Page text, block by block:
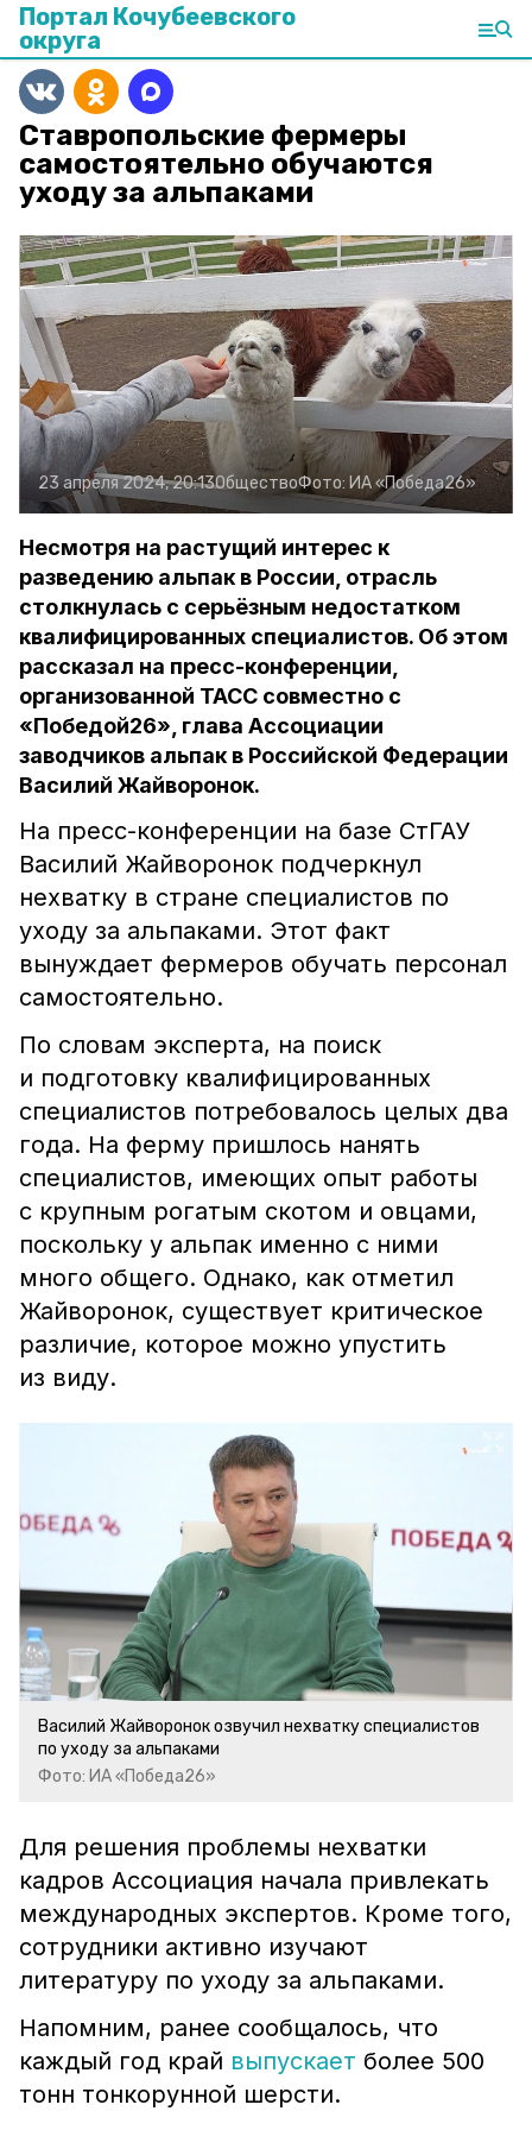
Портал Кочубеевского
округа
Ставропольские фермеры
самостоятельно обучаются
уходу за альпаками
23 апреля 2024, 20:13ОбществоФото: ИА «Победа26»
Несмотря на растущий интерес к
разведению альпак в России, отрасль
столкнулась с серьёзным недостатком
квалифицированных специалистов. Об этом
рассказал на пресс-конференции,
организованной ТАСС совместно с
«Победой26», глава Ассоциации
заводчиков альпак в Российской Федерации
Василий Жайворонок.
На пресс-конференции на базе СтГАУ
Василий Жайворонок подчеркнул
нехватку в стране специалистов по
уходу за альпаками. Этот факт
вынуждает фермеров обучать персонал
самостоятельно.
По словам эксперта, на поиск
и подготовку квалифицированных
специалистов потребовалось целых два
года. На ферму пришлось нанять
специалистов, имеющих опыт работы
с крупным рогатым скотом и овцами,
поскольку у альпак именно с ними
много общего. Однако, как отметил
Жайворонок, существует критическое
различие, которое можно упустить
из виду.
Василий Жайворонок озвучил нехватку специалистов
по уходу за альпаками
Фото: ИА «Победа26»
Для решения проблемы нехватки
кадров Ассоциация начала привлекать
международных экспертов. Кроме того,
сотрудники активно изучают
литературу по уходу за альпаками.
Напомним, ранее сообщалось, что
каждый год край выпускает более 500
тонн тонкорунной шерсти.